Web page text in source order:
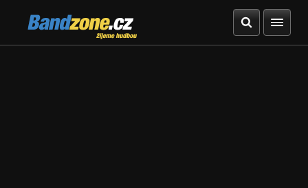
Bandzone.cz
žijeme hudbou